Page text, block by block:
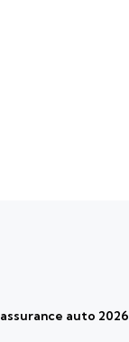
assurance auto 2026